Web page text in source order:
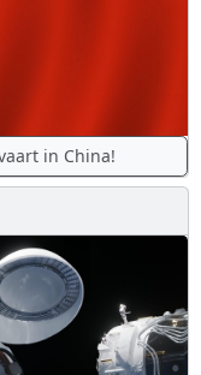
in China!